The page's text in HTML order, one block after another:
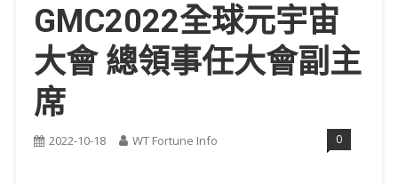
GMC2022全球元宇宙
大會 總領事任大會副主
席
2022-10-18 WT Fortune Info 0